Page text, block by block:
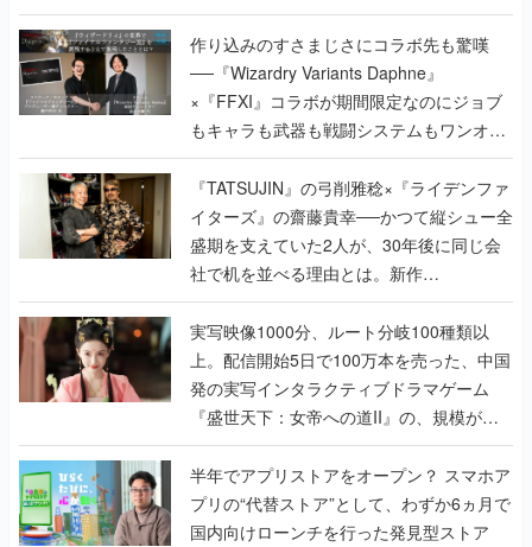
作り込みのすさまじさにコラボ先も驚嘆
──『Wizardry Variants Daphne』
×『FFXI』コラボが期間限定なのにジョブ
もキャラも武器も戦闘システムもワンオフ
で作り込まれた理由を両ディレクターに聞
く
『TATSUJIN』の弓削雅稔×『ライデンファ
イターズ』の齋藤貴幸──かつて縦シュー全
盛期を支えていた2人が、30年後に同じ会
社で机を並べる理由とは。新作
『TATSUJIN EXTREME』で初タッグを組
んだレジェンド2人に訊く開発秘話
実写映像1000分、ルート分岐100種類以
上。配信開始5日で100万本を売った、中国
発の実写インタラクティブドラマゲーム
『盛世天下：女帝への道II』の、規模が違
うこだわりをプロデューサーに聞いた
半年でアプリストアをオープン？ スマホア
プリの“代替ストア”として、わずか6ヵ月で
国内向けローンチを行った発見型ストア